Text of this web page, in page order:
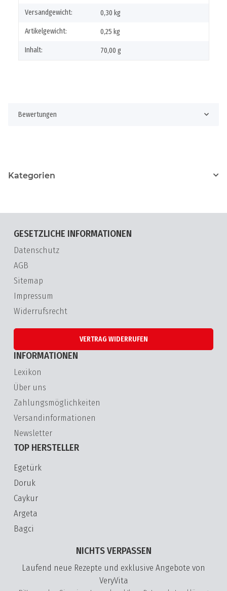
Versandgewicht: 0,30 kg
Artikelgewicht: 0,25 kg
Inhalt: 70,00 g
Bewertungen
Kategorien
GESETZLICHE INFORMATIONEN
Datenschutz
AGB
Sitemap
Impressum
Widerrufsrecht
VERTRAG WIDERRUFEN
INFORMATIONEN
Lexikon
Über uns
Zahlungsmöglichkeiten
Versandinformationen
Newsletter
TOP HERSTELLER
Egetürk
Doruk
Caykur
Argeta
Bagci
NICHTS VERPASSEN
Laufend neue Rezepte und exklusive Angebote von
VeryVita